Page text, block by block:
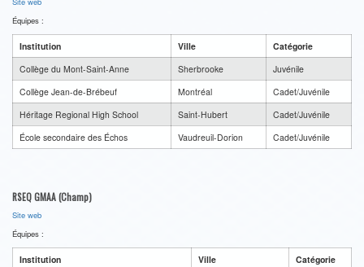
Équipes :
Institution Ville
Catégorie
Collège du Mont-Saint-Anne
Sherbrooke
Juvénile
Collège Jean-de-Brébeuf
Montréal
Cadet/Juvénile
Héritage Regional High School
Saint-Hubert
Cadet/Juvénile
École secondaire des Échos
Vaudreuil-Dorion Cadet/Juvénile
RSEQ GMAA (Champ)
Site web
Équipes :
Institution Ville
Catégorie